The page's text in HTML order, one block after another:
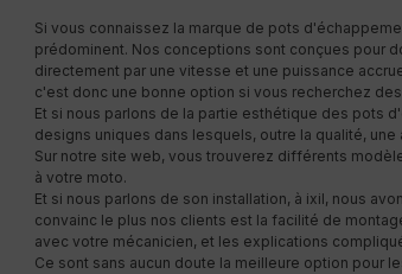
Si vous connaissez la marque de pots
prédominent. Nos conceptions sont conçues pour
directement par une vitesse et une puissance
c'est donc une bonne option si vous recherchez
Et si nous parlons de la partie esthétique des pots
designs uniques dans lesquels, outre la qualité,
Sur notre site web, vous trouverez différents
à votre moto.
Et si nous parlons de son installation, à ixil, nous
convainc le plus nos clients est la facilité de
avec votre mécanicien, et les explications
Ce sont sans aucun doute la meilleure option pour